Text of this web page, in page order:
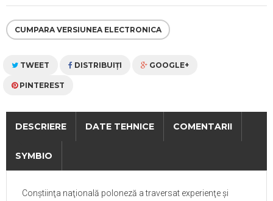
CUMPARA VERSIUNEA ELECTRONICA
TWEET DISTRIBUIŢI GOOGLE+
PINTEREST
DESCRIERE DATE TEHNICE COMENTARII
SYMBIO
Conştiinţa naţională poloneză a traversat experienţe şi